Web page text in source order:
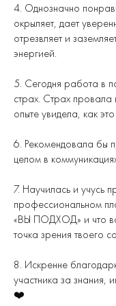
4. Однозначно
окрыляет, дает
отрезвляет и
энергией.
5. Сегодня работа в
страх. Страх
опыте увидела, как это
6. Рекомендовала бы
целом в
7. Научилась и учусь
профессиональном
«ВЫ ПОДХОД» и что
точка зрения твоего
8. Искренне
участника за
❤️